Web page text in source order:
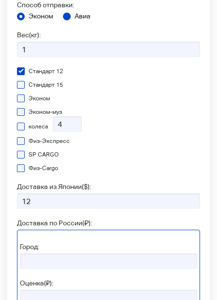
Способ отправки:
Эконом
Авиа
Вес(кг):
Стандарт 12
Стандарт 15
Эконом
Эконом-муз
колеса
Физ-Экспресс
SP CARGO
Физ-Сargo
Доставка из Японии($):
Доставка по России(₽):
Город:
Оценка(₽):